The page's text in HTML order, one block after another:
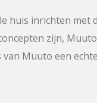
huis inrichten
zijn,
Muuto een